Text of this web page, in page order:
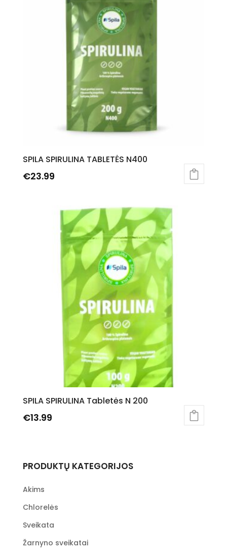
SPILA SPIRULINA TABLETĖS N400
€23.99
SPILA SPIRULINA Tabletės N 200
€13.99
PRODUKTŲ KATEGORIJOS
Akims
Chlorelės
Sveikata
Žarnyno sveikatai